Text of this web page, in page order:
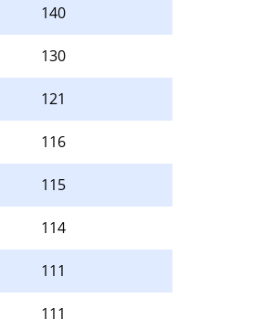
140
130
121
116
115
114
111
111